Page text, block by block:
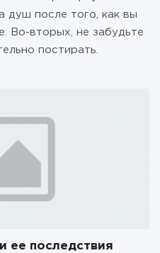
душ после того, как вы
Во-вторых, не забудьте
постирать.
ее последствия